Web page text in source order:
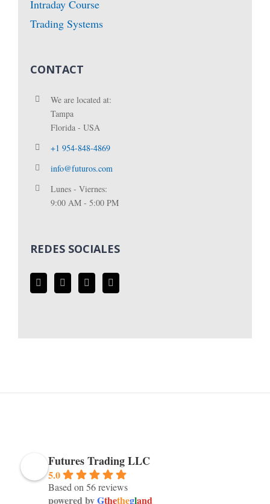
Intraday Course
Trading Systems
CONTACT
We are located at:
Tampa
Florida - USA
+1 954-848-4869
info@futuros.com
Lunes - Viernes:
9:00 AM - 5:00 PM
REDES SOCIALES
Futures Trading LLC
5.0
Based on 56 reviews
powered byGthethegland